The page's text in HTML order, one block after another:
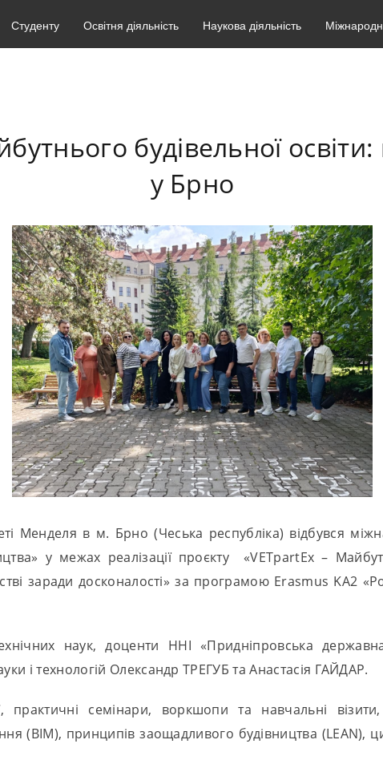
Студенту Освітня діяльність Наукова діяльність
будівельної
у Брно
Менделя в м. Брно (Чеська республіка) відбувся
у межах реалізації проєкту «VETpartEx –
заради досконалості» за програмою Erasmus KA2
наук, доценти ННІ «Придніпровська
і технологій Олександр ТРЕГУБ та Анастасія ГАЙДАР.
практичні семінари, воркшопи та навчальні
(BIM), принципів заощадливого будівництва (LEAN),